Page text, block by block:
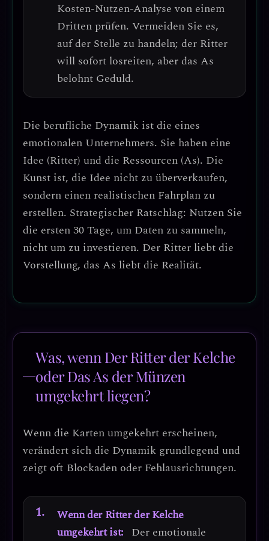
Kosten-Nutzen-Analyse von einem
Dritten prüfen. Vermeiden Sie es,
auf der Stelle zu handeln; der Ritter
will sofort losreiten, aber das As
belohnt Geduld.
Die berufliche Dynamik ist die eines
emotionalen Unternehmers. Sie haben eine
Idee (Ritter) und die Ressourcen (As). Die
Kunst ist, die Idee nicht zu überverkaufen,
sondern einen realistischen Fahrplan zu
erstellen. Strategischer Ratschlag: Nutzen Sie
die ersten 30 Tage, um Daten zu sammeln,
nicht um zu investieren. Der Ritter liebt die
Vorstellung, das As liebt die Realität.
Was, wenn Der Ritter der Kelche
oder Das As der Münzen
umgekehrt liegen?
Wenn die Karten umgekehrt erscheinen,
verändert sich die Dynamik grundlegend und
zeigt oft Blockaden oder Fehlausrichtungen.
Wenn der Ritter der Kelche
umgekehrt ist: Der emotionale